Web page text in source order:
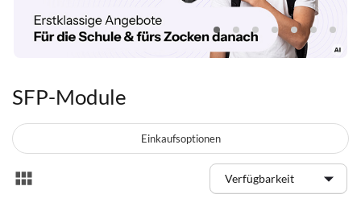
SFP-Module
Anzeigen
Liste
Einkaufsoptionen